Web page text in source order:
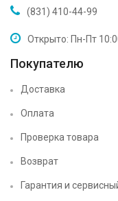
(831) 410-44-99
Открыто: Пн-Пт
Покупателю
Доставка
Оплата
Проверка товара
Возврат
Гарантия и